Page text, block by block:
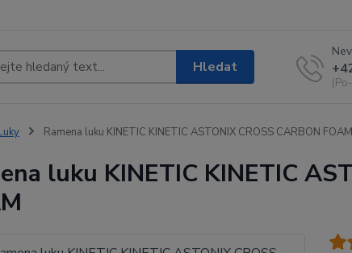
Hledat
Ramena luku KINETIC KINETIC ASTONIX CROSS CARBON FOAM
luku KINETIC KINETIC